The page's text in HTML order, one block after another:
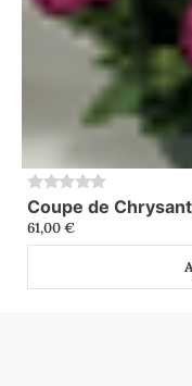
0
Coupe de
61,00€